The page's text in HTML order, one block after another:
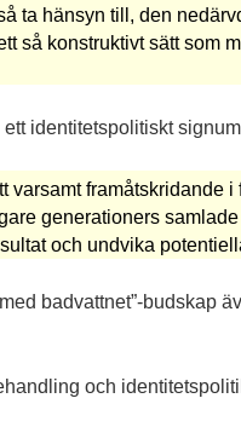
ta hänsyn till, den
så konstruktivt sätt som
ett identitetspolitiskt
varsamt framåtskridande
generationers
och undvika
badvattnet”-budskap
och